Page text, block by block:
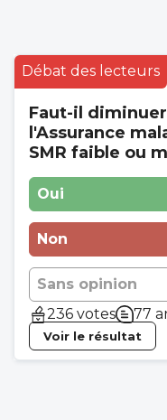
Débat des lecteurs
Faut-il
l'Assurance
SMR faible ou
Oui
Non
Sans opinion
236 votes
77
Voir le résultat